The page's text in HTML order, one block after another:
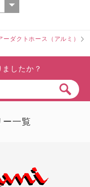
ーダクトホース（アルミ）
したか？
ー一覧